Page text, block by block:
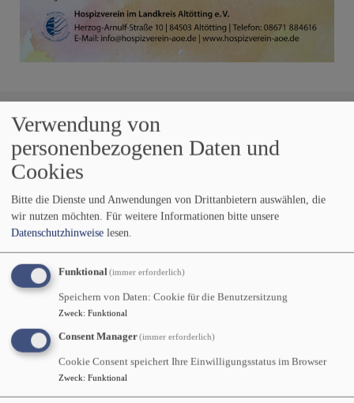
Kontakt
Friedensweg 5 - 84489 Burghausen
Tel.: 08677-4565
eMail:
pfarramt.burghausen@elkb.de
Instagram: #friedenskirche_burghausen
facebook: Friedenskirche Burghausen
churchpool: Evang.-Luth. Friedenskirche Burghausen
Öffnungszeiten des Büros:
Montag bis Donnerstag
9.00 – 11.30 Uhr
Freitag nicht besetzt
Verwendung von
personenbezogenen Daten und
Cookies
Bitte die Dienste und Anwendungen von Drittanbietern auswählen, die
wir nutzen möchten. Für weitere Informationen bitte unsere
Datenschutzhinweise lesen.
Funktional (immer erforderlich)
Speichern von Daten: Cookie für die Benutzersitzung
Zweck: Funktional
Consent Manager(immer erforderlich)
Cookie Consent speichert Ihre Einwilligungsstatus im Browser
Zweck: Funktional